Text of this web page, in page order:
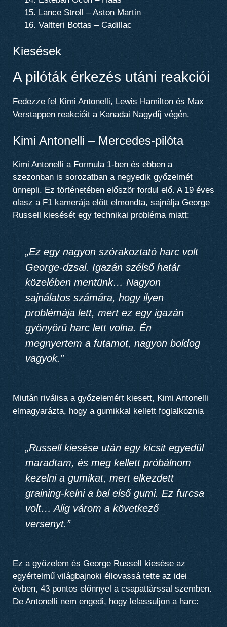
Lance Stroll – Aston Martin
Valtteri Bottas – Cadillac
Kiesések
A pilóták érkezés utáni reakciói
Fedezze fel Kimi Antonelli, Lewis Hamilton és Max
Verstappen reakcióit a Kanadai Nagydíj végén.
Kimi Antonelli – Mercedes-pilóta
Kimi Antonelli a Formula 1-ben és ebben a
szezonban is sorozatban a negyedik győzelmét
ünnepli. Ez történetében először fordul elő. A 19 éves
olasz a F1 kamerája előtt elmondta, sajnálja George
Russell kiesését egy technikai probléma miatt:
„Ez egy nagyon szórakoztató harc volt
George-dzsal. Igazán szélső határ
közelében mentünk… Nagyon
sajnálatos számára, hogy ilyen
problémája lett, mert ez egy igazán
gyönyörű harc lett volna. Én
megnyertem a futamot, nagyon boldog
vagyok.”
Miután riválisa a győzelemért kiesett, Kimi Antonelli
elmagyarázta, hogy a gumikkal kellett foglalkoznia
„Russell kiesése után egy kicsit egyedül
maradtam, és meg kellett próbálnom
kezelni a gumikat, mert elkezdett
graining-kelni a bal első gumi. Ez furcsa
volt… Alig várom a következő
versenyt.”
Ez a győzelem és George Russell kiesése az
egyértelmű világbajnoki éllovassá tette az idei
évben, 43 pontos előnnyel a csapattárssal szemben.
De Antonelli nem engedi, hogy lelassuljon a harc: